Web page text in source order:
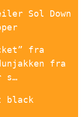
Sol Down
fra
fra
s…
black